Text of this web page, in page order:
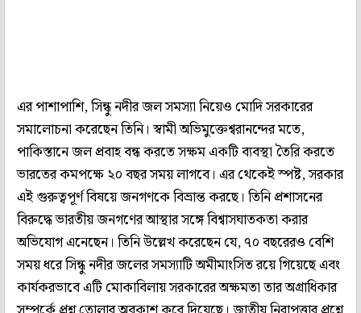
এর পাশাপাশি, সিন্ধু নদীর জল সমস্যা নিয়েও মোদি সরকারের
সমালোচনা করেছেন তিনি। স্বামী অভিমুক্তেশ্বরানন্দের মতে,
পাকিস্তানে জল প্রবাহ বন্ধ করতে সক্ষম একটি ব্যবস্থা তৈরি করতে
ভারতের কমপক্ষে ২০ বছর সময় লাগবে। এর থেকেই স্পষ্ট, সরকার
এই গুরুত্বপূর্ণ বিষয়ে জনগণকে বিভ্রান্ত করছে। তিনি প্রশাসনের
বিরুদ্ধে ভারতীয় জনগণের আস্থার সঙ্গে বিশ্বাসঘাতকতা করার
অভিযোগ এনেছেন। তিনি উল্লেখ করেছেন যে, ৭০ বছরেরও বেশি
সময় ধরে সিন্ধু নদীর জলের সমস্যাটি অমীমাংসিত রয়ে গিয়েছে এবং
কার্যকরভাবে এটি মোকাবিলায় সরকারের অক্ষমতা তার অগ্রাধিকার